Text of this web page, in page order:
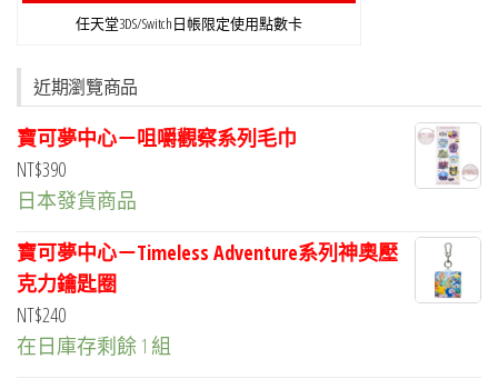
任天堂3DS/Switch日帳限定使用點數卡
近期瀏覽商品
寶可夢中心－咀嚼觀察系列毛巾
NT$390
日本發貨商品
寶可夢中心－Timeless Adventure系列神奧壓
克力鑰匙圈
NT$240
在日庫存剩餘 1 組